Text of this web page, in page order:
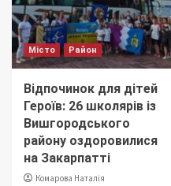
Місто Район
Відпочинок для дітей
Героїв: 26 школярів із
Вишгородського
району оздоровилися
на Закарпатті
Комарова Наталія